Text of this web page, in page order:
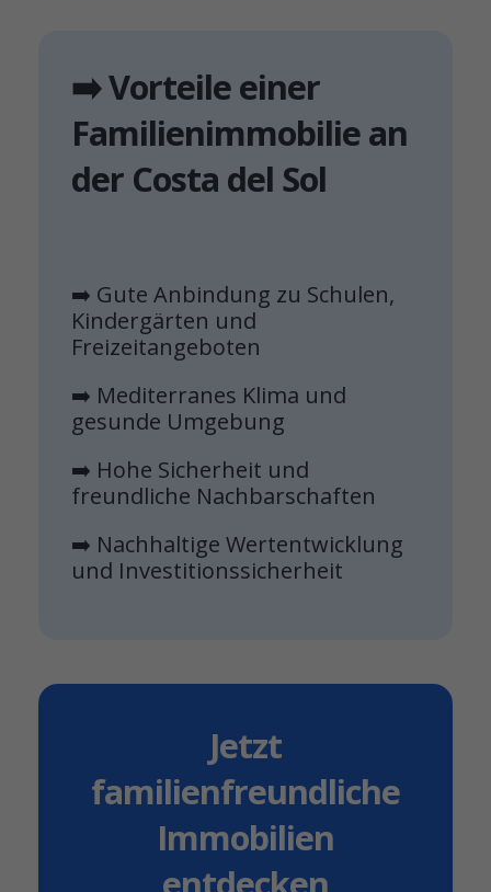
➡️ Vorteile einer
Familienimmobilie an
der Costa del Sol
➡️ Gute Anbindung zu Schulen,
Kindergärten und
Freizeitangeboten
➡️ Mediterranes Klima und
gesunde Umgebung
➡️ Hohe Sicherheit und
freundliche Nachbarschaften
➡️ Nachhaltige Wertentwicklung
und Investitionssicherheit
Jetzt
familienfreundliche
Immobilien